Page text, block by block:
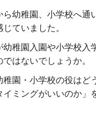
幼稚園、小学校へ通
ていました。
稚園入園や小学校入
はないでしょうか。
園・小学校の役はど
ミングがいいのか」